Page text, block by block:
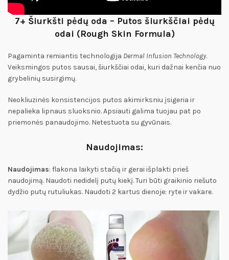
7+ Šiurkšti pėdų oda – Putos šiurkščiai pėdų
odai (Rough Skin Formula)
Pagaminta remiantis technologija Dermal Infusion Technology.
Veiksmingos putos sausai, šiurkščiai odai, kuri dažnai kenčia nuo
grybelinių susirgimų.
Neokliuzinės konsistencijos putos akimirksniu įsigeria ir
nepalieka lipnaus sluoksnio. Apsiauti galima tuojau pat po
priemonės panaudojimo. Netestuota su gyvūnais.
Naudojimas:
Naudojimas: flakona laikyti stačią ir gerai išplakti prieš
naudojimą. Naudoti nedidelį putų kiekį. Turi būti graikinio riešuto
dydžio putų rutuliukas. Naudoti 2 kartus dienoje: ryte ir vakare.